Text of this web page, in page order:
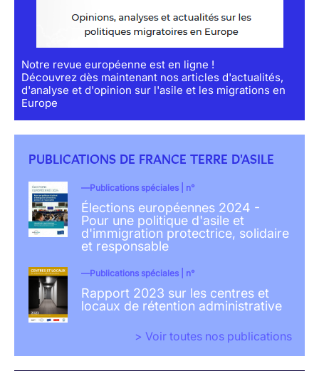
Notre revue européenne est en ligne !
Découvrez dès maintenant nos articles d'actualités,
d'analyse et d'opinion sur l'asile et les migrations en
Europe
PUBLICATIONS DE FRANCE TERRE D'ASILE
Publications spéciales | n°
Élections européennes 2024 -
Pour une politique d'asile et
d'immigration protectrice, solidaire
et responsable
Publications spéciales | n°
Rapport 2023 sur les centres et
locaux de rétention administrative
> Voir toutes nos publications